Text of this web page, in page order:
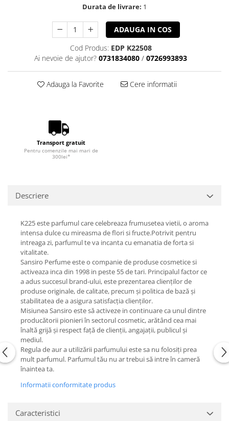
Durata de livrare: 1
ADAUGA IN COS
Cod Produs: EDP K22508
Ai nevoie de ajutor? 0731834080 / 0726993893
Adauga la Favorite Cere informatii
Transport gratuit
Pentru comenzile mai mari de
300lei*
Descriere
K225 este parfumul care celebreaza frumusetea vietii, o aroma
intensa dulce cu mireasma de flori si fructe.Potrivit pentru
intreaga zi, parfumul te va incanta cu emanatia de forta si
vitalitate.
Sansiro Perfume este o companie de produse cosmetice si
activeaza inca din 1998 in peste 55 de tari. Principalul factor ce
a adus succesul brand-ului, este prezentarea clienților de
produse originale, de calitate, precum și politica de bază și
stabilitatea de a asigura satisfacția clienților.
Misiunea Sansiro este să activeze in continuare ca unul dintre
producătorii pionieri în sectorul cosmetic, arătând cea mai
înaltă grijă și respect față de clienții, angajații, publicul și
mediul.
Regula de aur a utilizării parfumului este sa nu folosiți prea
mult parfumul. Parfumul tău nu ar trebui să intre în cameră
înaintea ta.
Informatii conformitate produs
Caracteristici